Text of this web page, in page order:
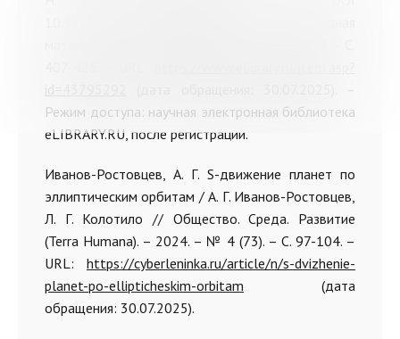
id=43795292
Режим доступа: научная электронная библиотека
eLIBRARY.RU, после регистрации.
Иванов-Ростовцев, А. Г. S-движение планет по
эллиптическим орбитам / А. Г. Иванов-Ростовцев,
Л. Г. Колотило // Общество. Среда. Развитие
(Terra Humana). – 2024. – № 4 (73). – С. 97-104. –
URL: https://cyberleninka.ru/article/n/s-dvizhenie-
planet-po-ellipticheskim-orbitam (дата
обращения: 30.07.2025).